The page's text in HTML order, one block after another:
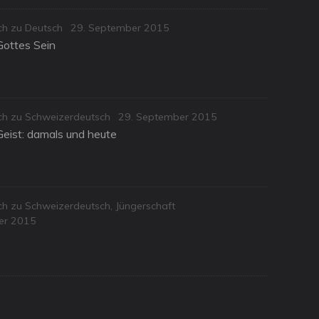
zu Deutsch
Posted
29. September 2015
Sein
zu Schweizerdeutsch
Posted
29. September 2015
damals und heute
zu Schweizerdeutsch, Jüngerschaft
2015